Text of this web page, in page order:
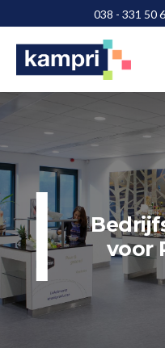
naar
hoofd
naar
voettekst
038 - 331 50
voor